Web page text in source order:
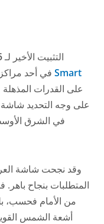
التثبيت الأخير لـ
Smartفي أحد
على القدرات
على وجه التحديد شاشة
في الشرق
المتطلبات بنجاح
من الأمام فحسب،
أشعة الشمس